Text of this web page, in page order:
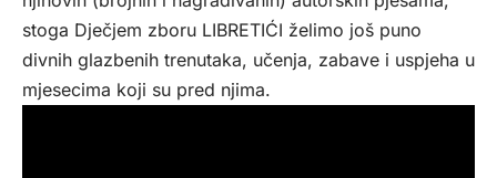
stoga Dječjem zboru LIBRETIĆI želimo još puno
divnih glazbenih trenutaka, učenja, zabave i uspjeha u
mjesecima koji su pred njima.